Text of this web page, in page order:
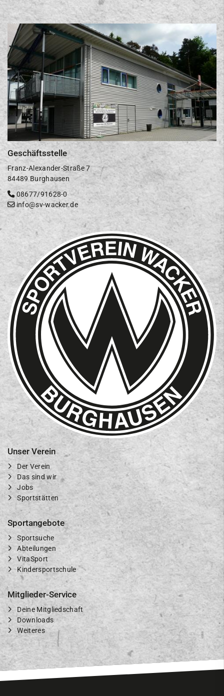
Geschäftsstelle
Franz-Alexander-Straße 7
84489 Burghausen
08677/91628-0
info@sv-wacker.de
Unser Verein
Der Verein
Das sind wir
Jobs
Sportstätten
Sportangebote
Sportsuche
Abteilungen
VitaSport
Kindersportschule
Mitglieder-Service
Deine Mitgliedschaft
Downloads
Weiteres